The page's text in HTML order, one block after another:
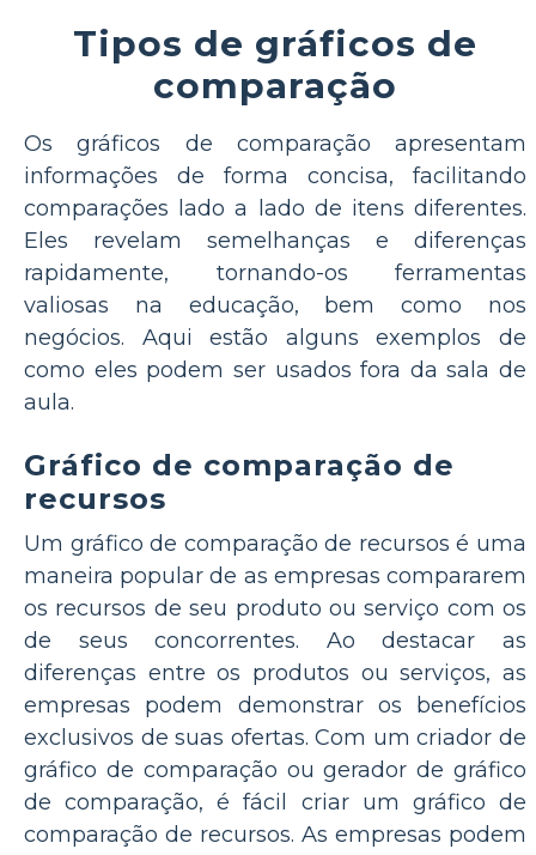
Tipos de gráficos de
comparação
Os gráficos de comparação apresentam
informações de forma concisa, facilitando
comparações lado a lado de itens diferentes.
Eles revelam semelhanças e diferenças
rapidamente, tornando-os ferramentas
valiosas na educação, bem como nos
negócios. Aqui estão alguns exemplos de
como eles podem ser usados fora da sala de
aula.
Gráfico de comparação de
recursos
Um gráfico de comparação de recursos é uma
maneira popular de as empresas compararem
os recursos de seu produto ou serviço com os
de seus concorrentes. Ao destacar as
diferenças entre os produtos ou serviços, as
empresas podem demonstrar os benefícios
exclusivos de suas ofertas. Com um criador de
gráfico de comparação ou gerador de gráfico
de comparação, é fácil criar um gráfico de
comparação de recursos. As empresas podem